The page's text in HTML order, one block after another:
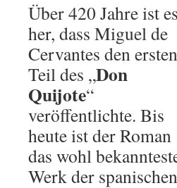
Über 420 Jahre ist es
her, dass Miguel de
Cervantes den ersten
Teil des „Don
Quijote“
veröffentlichte. Bis
heute ist der Roman
das wohl
Werk der spanischen